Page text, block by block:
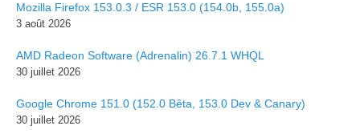
Mozilla Firefox 153.0.3 / ESR 153.0 (154.0b, 155.0a)
3 août 2026
AMD Radeon Software (Adrenalin) 26.7.1 WHQL
30 juillet 2026
Google Chrome 151.0 (152.0 Bêta, 153.0 Dev & Canary)
30 juillet 2026